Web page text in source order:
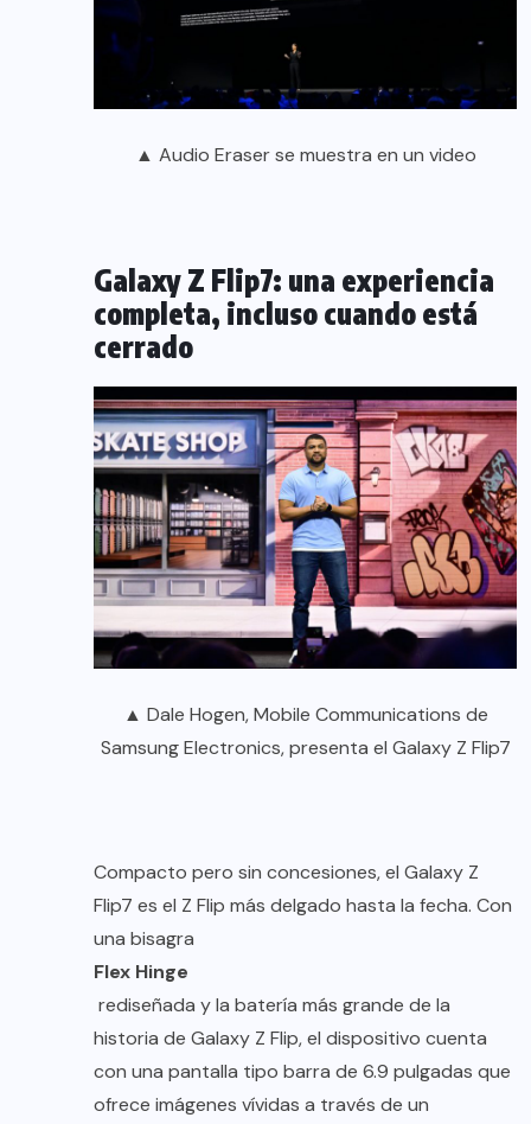
▲ Audio Eraser se muestra en un video
Galaxy Z Flip7: una experiencia
completa, incluso cuando está
cerrado
▲ Dale Hogen, Mobile Communications de
Samsung Electronics, presenta el Galaxy Z Flip7
Compacto pero sin concesiones, el Galaxy Z
Flip7 es el Z Flip más delgado hasta la fecha. Con
una bisagra
Flex Hinge
rediseñada y la batería más grande de la
historia de Galaxy Z Flip, el dispositivo cuenta
con una pantalla tipo barra de 6.9 pulgadas que
ofrece imágenes vívidas a través de un